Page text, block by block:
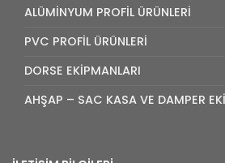
ALÜMİNYUM PROFİL ÜRÜNLERİ
PVC PROFİL ÜRÜNLERİ
DORSE EKİPMANLARI
AHŞAP – SAC KASA VE DAMPER